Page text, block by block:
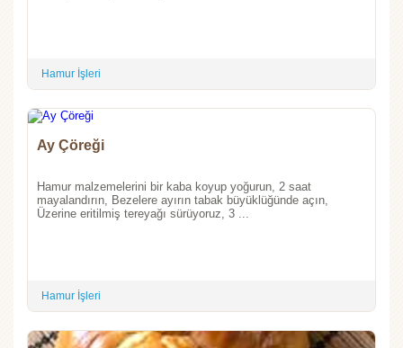
Hamur İşleri
Ay Çöreği
Hamur malzemelerini bir kaba koyup yoğurun, 2 saat
mayalandırın, Bezelere ayırın tabak büyüklüğünde açın,
Üzerine eritilmiş tereyağı sürüyoruz, 3 ...
Hamur İşleri